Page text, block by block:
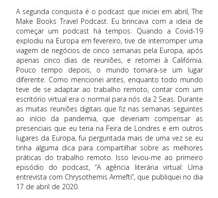
A segunda conquista é o podcast que iniciei em abril, The
Make Books Travel Podcast. Eu brincava com a ideia de
começar um podcast há tempos. Quando a Covid-19
explodiu na Europa em fevereiro, tive de interromper uma
viagem de negócios de cinco semanas pela Europa, após
apenas cinco dias de reuniões, e retornei à Califórnia.
Pouco tempo depois, o mundo tornara-se um lugar
diferente. Como mencionei antes, enquanto todo mundo
teve de se adaptar ao trabalho remoto, contar com um
escritório virtual era o normal para nós da 2 Seas. Durante
as muitas reuniões digitais que fiz nas semanas seguintes
ao início da pandemia, que deveriam compensar as
presenciais que eu teria na Feira de Londres e em outros
lugares da Europa, fui perguntada mais de uma vez se eu
tinha alguma dica para compartilhar sobre as melhores
práticas do trabalho remoto. Isso levou-me ao primeiro
episódio do podcast, “A agência literária virtual: Uma
entrevista com Chrysothemis Armefti”, que publiquei no dia
17 de abril de 2020.